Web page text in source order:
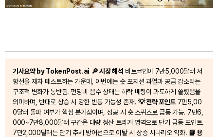
기사요약 by TokenPost.ai 🔎 시장 해석 비트코인이 7만5,000달러 저
항선을 재차 테스트하는 가운데, 이번에는 숏 포지션 과열과 공급 감소라는
구조적 변화가 동반됨. 펀딩비 음수 상태는 하락 베팅이 과도하게 쏠렸음을
의미하며, 반대로 상승 시 강한 반등 가능성 존재. 💡 전략 포인트 7만5,00
0달러 돌파 여부가 핵심 분기점이며, 성공 시 숏 스퀴즈로 급등 가능. 7만6,
000~7만8,000달러 구간은 대량 청산 트리거 영역으로 단기 급등 포인트.
7만2,000달러는 단기 추세 방어선으로 이탈 시 상승 시나리오 약화. 📘 용